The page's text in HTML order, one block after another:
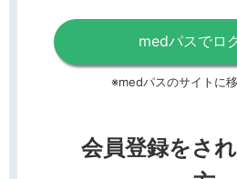
medパスでロ
※medパスのサイトに移
会員登録をさ